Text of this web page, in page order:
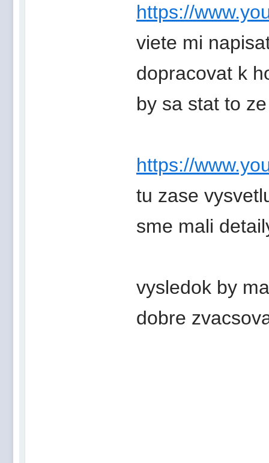
https://
viete mi
dopracovat k
by sa stat to
https://
tu zase
sme mali
vysledok by
dobre